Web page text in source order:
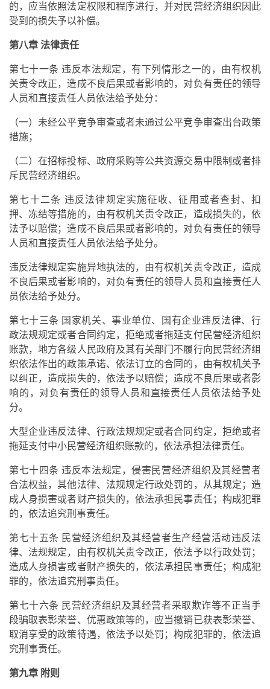
的，应当依照法定权限和程序进行，并对民营经济组织因此
受到的损失予以补偿。
第八章 法律责任
第七十一条 违反本法规定，有下列情形之一的，由有权机
关责令改正，造成不良后果或者影响的，对负有责任的领导
人员和直接责任人员依法给予处分：
（一）未经公平竞争审查或者未通过公平竞争审查出台政策
措施；
（二）在招标投标、政府采购等公共资源交易中限制或者排
斥民营经济组织。
第七十二条 违反法律规定实施征收、征用或者查封、扣
押、冻结等措施的，由有权机关责令改正，造成损失的，依
法予以赔偿；造成不良后果或者影响的，对负有责任的领导
人员和直接责任人员依法给予处分。
违反法律规定实施异地执法的，由有权机关责令改正，造成
不良后果或者影响的，对负有责任的领导人员和直接责任人
员依法给予处分。
第七十三条 国家机关、事业单位、国有企业违反法律、行
政法规规定或者合同约定，拒绝或者拖延支付民营经济组织
账款，地方各级人民政府及其有关部门不履行向民营经济组
织依法作出的政策承诺、依法订立的合同的，由有权机关予
以纠正，造成损失的，依法予以赔偿；造成不良后果或者影
响的，对负有责任的领导人员和直接责任人员依法给予处
分。
大型企业违反法律、行政法规规定或者合同约定，拒绝或者
拖延支付中小民营经济组织账款的，依法承担法律责任。
第七十四条 违反本法规定，侵害民营经济组织及其经营者
合法权益，其他法律、法规规定行政处罚的，从其规定；造
成人身损害或者财产损失的，依法承担民事责任；构成犯罪
的，依法追究刑事责任。
第七十五条 民营经济组织及其经营者生产经营活动违反法
律、法规规定，由有权机关责令改正，依法予以行政处罚；
造成人身损害或者财产损失的，依法承担民事责任；构成犯
罪的，依法追究刑事责任。
第七十六条 民营经济组织及其经营者采取欺诈等不正当手
段骗取表彰荣誉、优惠政策等的，应当撤销已获表彰荣誉、
取消享受的政策待遇，依法予以处罚；构成犯罪的，依法追
究刑事责任。
第九章 附则